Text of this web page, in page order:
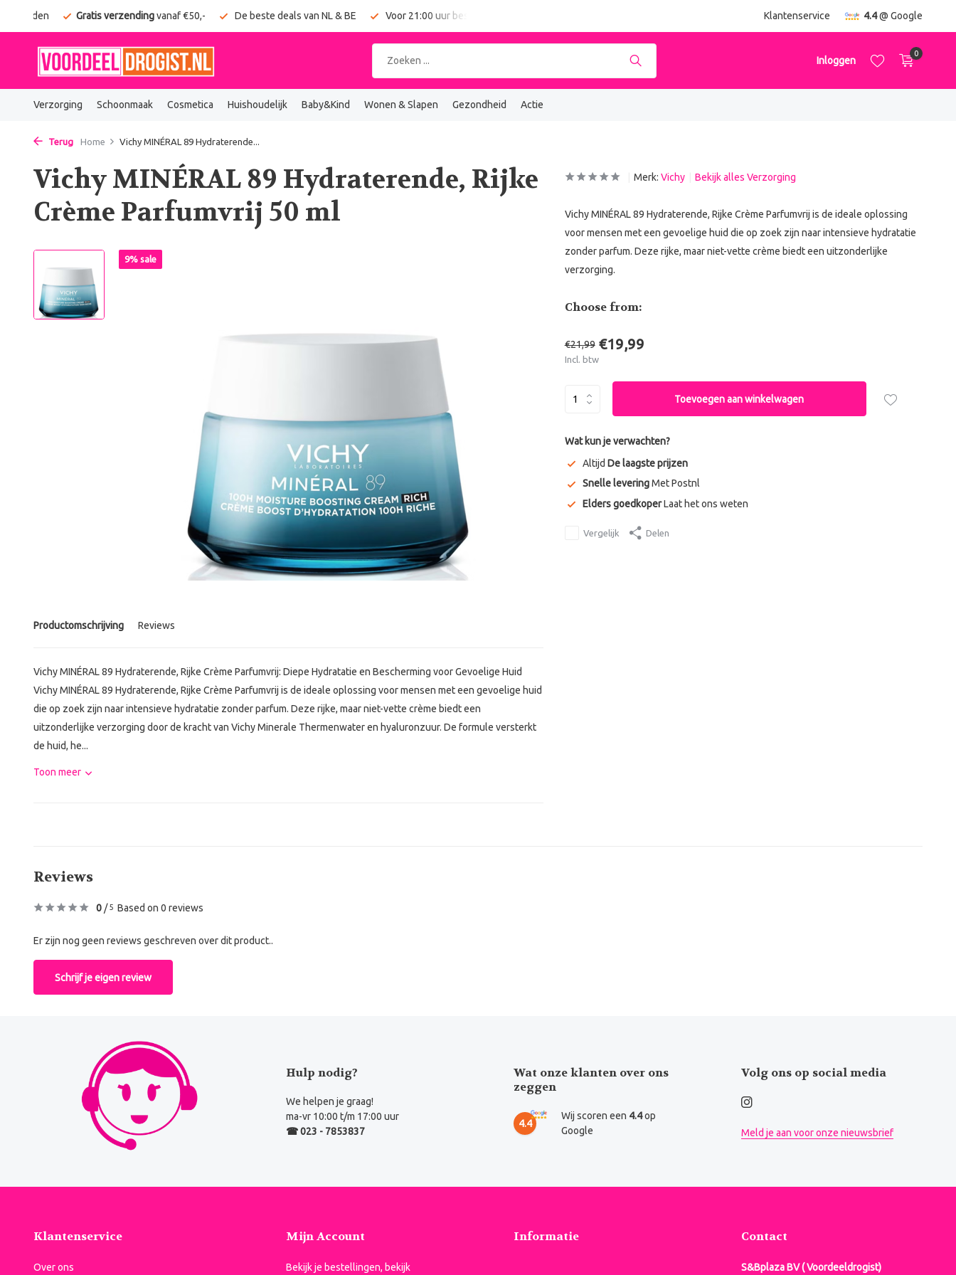
Gratis verzendingvanaf €50,- De beste deals van NL & BE Voor 21:00 uur besteld = vandaag verzonden Klantenservice 4.4@ Google
Inloggen
0
Verzorging Schoonmaak Cosmetica Huishoudelijk Baby&Kind Wonen & Slapen Gezondheid Actie
Terug Home Vichy MINÉRAL 89 Hydraterende...
Vichy MINÉRAL 89 Hydraterende, Rijke
Crème Parfumvrij 50 ml
9% sale
Productomschrijving Reviews
Vichy MINÉRAL 89 Hydraterende, Rijke Crème Parfumvrij: Diepe Hydratatie en Bescherming voor Gevoelige Huid
Vichy MINÉRAL 89 Hydraterende, Rijke Crème Parfumvrij is de ideale oplossing voor mensen met een gevoelige huid
die op zoek zijn naar intensieve hydratatie zonder parfum. Deze rijke, maar niet-vette crème biedt een
uitzonderlijke verzorging door de kracht van Vichy Minerale Thermenwater en hyaluronzuur. De formule versterkt
de huid, he...
Toon meer
Merk: Vichy Bekijk alles Verzorging
Vichy MINÉRAL 89 Hydraterende, Rijke Crème Parfumvrij is de ideale oplossing
voor mensen met een gevoelige huid die op zoek zijn naar intensieve hydratatie
zonder parfum. Deze rijke, maar niet-vette crème biedt een uitzonderlijke
verzorging.
Choose from:
€21,99 €19,99
Incl. btw
Toevoegen aan winkelwagen
Wat kun je verwachten?
Altijd De laagste prijzen
Snelle leveringMet Postnl
Elders goedkoperLaat het ons weten
Vergelijk Delen
Reviews
0 /5 Based on 0 reviews
Er zijn nog geen reviews geschreven over dit product..
Schrijf je eigen review
Hulp nodig?
We helpen je graag!
ma-vr 10:00 t/m 17:00 uur
☎ 023 - 7853837
Wat onze klanten over ons
zeggen
4.4
Wij scoren een 4.4op
Google
Volg ons op social media
Meld je aan voor onze nieuwsbrief
Klantenservice
Over ons
Mijn Account
Bekijk je bestellingen, bekijk
Informatie Contact
S&Bplaza BV ( Voordeeldrogist)